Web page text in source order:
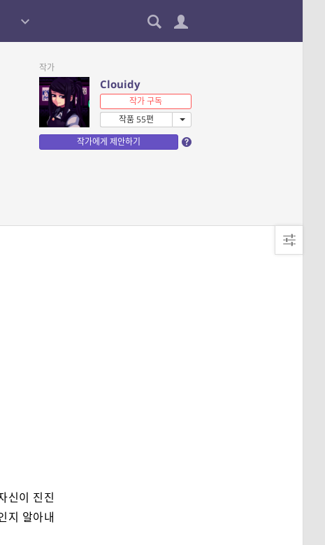
작가
Clouidy
작가 구독
작품 55편
작가에게 제안하기
신이 진진
지 알아내